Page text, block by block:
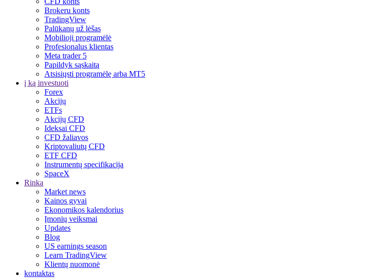
Brokeru konts
TradingView
Palūkanų už lėšas
Mobilioji programėlė
Profesionalus klientas
Meta trader 5
Papildyk sąskaitą
Atsisiųsti programėlę arba MT5
į ką investuoti
Forex
Akcijų
ETFs
Akcijų CFD
Ideksai CFD
CFD žaliavos
Kriptovaliutų CFD
ETF CFD
Instrumentų specifikacija
SpaceX
Rinka
Market news
Kainos gyvai
Ekonomikos kalendorius
Įmonių veiksmai
Updates
Blog
US earnings season
Learn TradingView
Klientų nuomonė
kontaktas